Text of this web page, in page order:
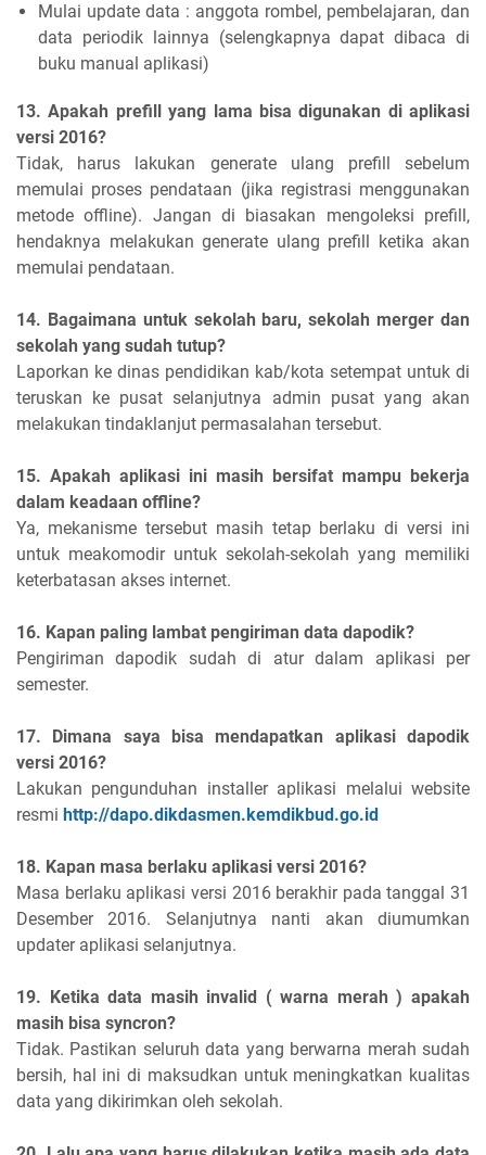
Mulai update data : anggota rombel, pembelajaran, dan
data periodik lainnya (selengkapnya dapat dibaca di
buku manual aplikasi)
13. Apakah prefill yang lama bisa digunakan di aplikasi
versi 2016?
Tidak, harus lakukan generate ulang prefill sebelum
memulai proses pendataan (jika registrasi menggunakan
metode offline). Jangan di biasakan mengoleksi prefill,
hendaknya melakukan generate ulang prefill ketika akan
memulai pendataan.
14. Bagaimana untuk sekolah baru, sekolah merger dan
sekolah yang sudah tutup?
Laporkan ke dinas pendidikan kab/kota setempat untuk di
teruskan ke pusat selanjutnya admin pusat yang akan
melakukan tindaklanjut permasalahan tersebut.
15. Apakah aplikasi ini masih bersifat mampu bekerja
dalam keadaan offline?
Ya, mekanisme tersebut masih tetap berlaku di versi ini
untuk meakomodir untuk sekolah-sekolah yang memiliki
keterbatasan akses internet.
16. Kapan paling lambat pengiriman data dapodik?
Pengiriman dapodik sudah di atur dalam aplikasi per
semester.
17. Dimana saya bisa mendapatkan aplikasi dapodik
versi 2016?
Lakukan pengunduhan installer aplikasi melalui website
resmi http://dapo.dikdasmen.kemdikbud.go.id
18. Kapan masa berlaku aplikasi versi 2016?
Masa berlaku aplikasi versi 2016 berakhir pada tanggal 31
Desember 2016. Selanjutnya nanti akan diumumkan
updater aplikasi selanjutnya.
19. Ketika data masih invalid ( warna merah ) apakah
masih bisa syncron?
Tidak. Pastikan seluruh data yang berwarna merah sudah
bersih, hal ini di maksudkan untuk meningkatkan kualitas
data yang dikirimkan oleh sekolah.